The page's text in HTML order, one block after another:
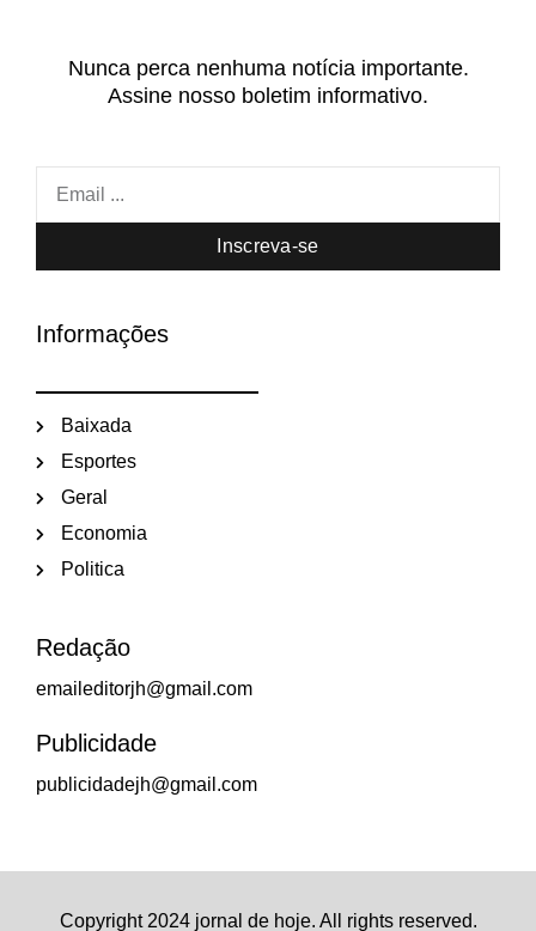
Nunca perca nenhuma notícia importante.
Assine nosso boletim informativo.
Inscreva-se
Informações
Baixada
Esportes
Geral
Economia
Politica
Redação
emaileditorjh@gmail.com
Publicidade
publicidadejh@gmail.com
Copyright 2024 jornal de hoje. All rights reserved.